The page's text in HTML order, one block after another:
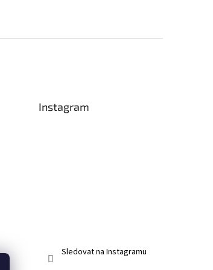
Instagram
Sledovat na Instagramu